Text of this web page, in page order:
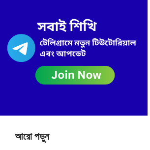
আরো পড়ুন